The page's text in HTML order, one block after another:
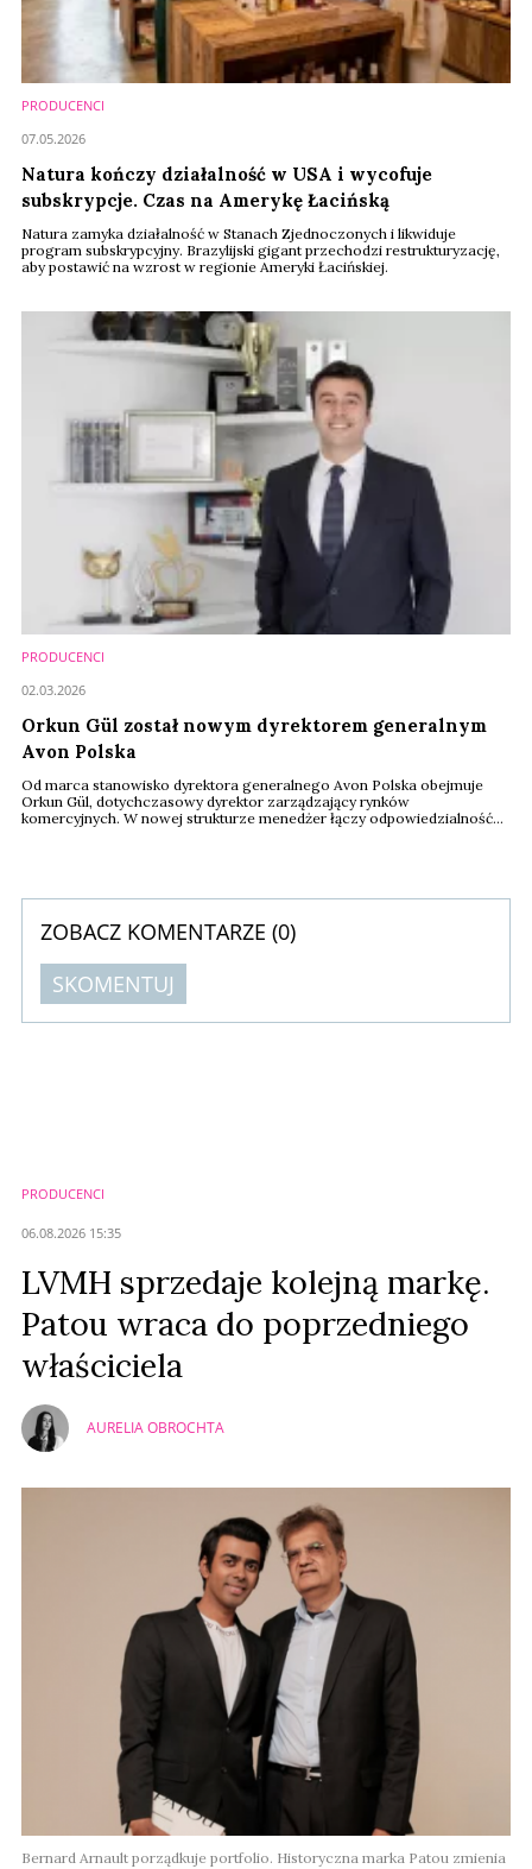
PRODUCENCI
Natura kończy działalność w USA i wycofuje
subskrypcje. Czas na Amerykę Łacińską
Natura zamyka działalność w Stanach Zjednoczonych i likwiduje
program subskrypcyjny. Brazylijski gigant przechodzi restrukturyzację,
aby postawić na wzrost w regionie Ameryki Łacińskiej.
07.05.2026
PRODUCENCI
Orkun Gül został nowym dyrektorem generalnym
Avon Polska
Od marca stanowisko dyrektora generalnego Avon Polska obejmuje
Orkun Gül, dotychczasowy dyrektor zarządzający rynków
komercyjnych. W nowej strukturze menedżer łączy odpowiedzialność
02.03.2026
ZOBACZ KOMENTARZE (0)
SKOMENTUJ
PRODUCENCI
06.08.2026 15:35
LVMH sprzedaje kolejną markę.
Patou wraca do poprzedniego
właściciela
AURELIA OBROCHTA
Bernard Arnault porządkuje portfolio. Historyczna marka Patou zmienia